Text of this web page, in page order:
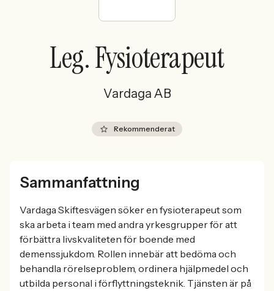
Sök med AI
Ny här? Skapa konto
Leg. Fysioterapeut
Vardaga AB
Rekommenderat
Sammanfattning
Vardaga Skiftesvägen söker en fysioterapeut som
ska arbeta i team med andra yrkesgrupper för att
förbättra livskvaliteten för boende med
demenssjukdom. Rollen innebär att bedöma och
behandla rörelseproblem, ordinera hjälpmedel och
utbilda personal i förflyttningsteknik. Tjänsten är på